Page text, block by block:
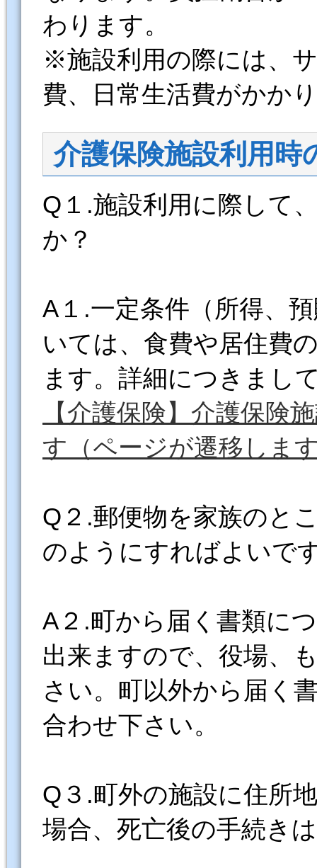
わります。
※施設利用の際には、
費、日常生活費がかか
介護保険施設利用時
Q１.施設利用に際して
か？
A１.一定条件（所得、
いては、食費や居住費
ます。詳細につきまし
【介護保険】介護保険
す（ページが遷移しま
Q２.郵便物を家族のと
のようにすればよいで
A２.町から届く書類に
出来ますので、役場、
さい。町以外から届く
合わせ下さい。
Q３.町外の施設に住所
場合、死亡後の手続き